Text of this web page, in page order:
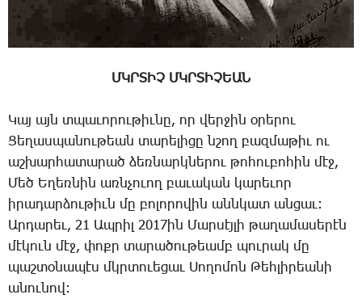
ՄԿՐՏԻՉ ՄԿՐՏԻՉԵԱՆ
­Կայ այն տպա­ւո­րու­թիւ­նը, որ վեր­ջին օ­րե­րու
­Ցե­ղաս­պա­նու­թեան տա­րե­լի­ցը նշող բազ­մա­թիւ ու
աշ­խար­հա­տա­րած ձեռ­նարկ­նե­րու թո­հու­բո­հին մէջ,
­Մեծ Ե­ղեռ­նին առն­չո­ւող բա­ւա­կան կա­րե­ւոր
ի­րա­դար­ձու­թիւն մը բո­լո­րո­վին անն­կատ ան­ցաւ:
Ար­դա­րեւ, 21 Ապ­րիլ 2017ին ­Մար­սէյ­լի թա­ղա­մա­սե­րէն
մէ­կուն մէջ, փոքր տա­րա­ծու­թեամբ պու­րակ մը
պաշ­տօ­նա­պէս մկրտո­ւե­ցաւ ­Սո­ղո­մոն ­Թեհ­լի­րեա­նի
ա­նու­նով: